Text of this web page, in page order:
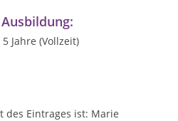
Jahre (Vollzeit)
Eintrages ist: Marie